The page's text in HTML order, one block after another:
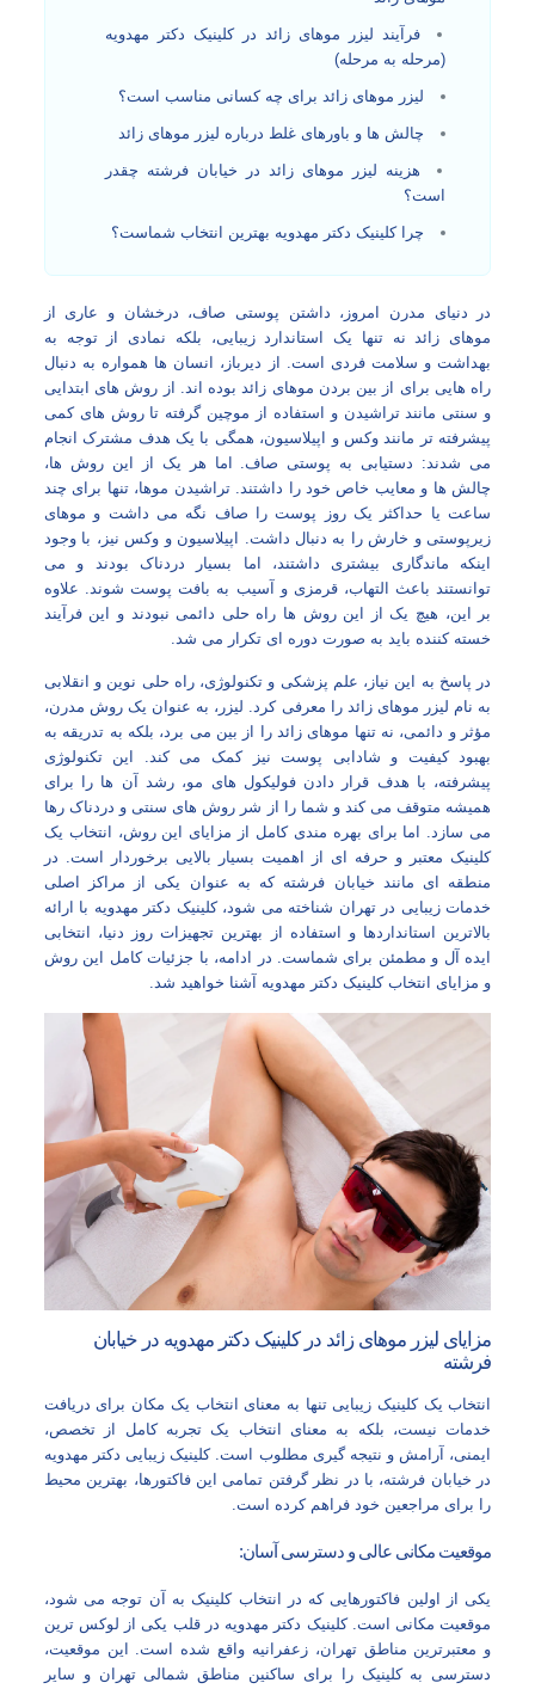
فرآیند لیزر موهای زائد در کلینیک دکتر مهدویه
(مرحله به مرحله)
لیزر موهای زائد برای چه کسانی مناسب است؟
چالش‌ ها و باورهای غلط درباره لیزر موهای زائد
هزینه لیزر موهای زائد در خیابان فرشته چقدر
است؟
چرا کلینیک دکتر مهدویه بهترین انتخاب شماست؟
در دنیای مدرن امروز، داشتن پوستی صاف، درخشان و عاری از
موهای زائد نه تنها یک استاندارد زیبایی، بلکه نمادی از توجه به
بهداشت و سلامت فردی است. از دیرباز، انسان‌ ها همواره به دنبال
راه‌ هایی برای از بین بردن موهای زائد بوده‌ اند. از روش‌ های ابتدایی
و سنتی مانند تراشیدن و استفاده از موچین گرفته تا روش‌ های کمی
پیشرفته‌ تر مانند وکس و اپیلاسیون، همگی با یک هدف مشترک انجام
می‌ شدند: دستیابی به پوستی صاف. اما هر یک از این روش‌ ها،
چالش‌ ها و معایب خاص خود را داشتند. تراشیدن موها، تنها برای چند
ساعت یا حداکثر یک روز پوست را صاف نگه می‌ داشت و موهای
زیرپوستی و خارش را به دنبال داشت. اپیلاسیون و وکس نیز، با وجود
اینکه ماندگاری بیشتری داشتند، اما بسیار دردناک بودند و می‌
توانستند باعث التهاب، قرمزی و آسیب به بافت پوست شوند. علاوه
بر این، هیچ‌ یک از این روش‌ ها راه‌ حلی دائمی نبودند و این فرآیند
خسته‌ کننده باید به صورت دوره‌ ای تکرار می‌ شد.
در پاسخ به این نیاز، علم پزشکی و تکنولوژی، راه‌ حلی نوین و انقلابی
به نام لیزر موهای زائد را معرفی کرد. لیزر، به عنوان یک روش مدرن،
مؤثر و دائمی، نه تنها موهای زائد را از بین می‌ برد، بلکه به تدریقه به
بهبود کیفیت و شادابی پوست نیز کمک می‌ کند. این تکنولوژی
پیشرفته، با هدف قرار دادن فولیکول‌ های مو، رشد آن‌ ها را برای
همیشه متوقف می‌ کند و شما را از شر روش‌ های سنتی و دردناک رها
می‌ سازد. اما برای بهره‌ مندی کامل از مزایای این روش، انتخاب یک
کلینیک معتبر و حرفه‌ ای از اهمیت بسیار بالایی برخوردار است. در
منطقه‌ ای مانند خیابان فرشته که به عنوان یکی از مراکز اصلی
خدمات زیبایی در تهران شناخته می‌ شود، کلینیک دکتر مهدویه با ارائه
بالاترین استانداردها و استفاده از بهترین تجهیزات روز دنیا، انتخابی
ایده‌ آل و مطمئن برای شماست. در ادامه، با جزئیات کامل این روش
و مزایای انتخاب کلینیک دکتر مهدویه آشنا خواهید شد.
مزایای لیزر موهای زائد در کلینیک دکتر مهدویه در خیابان
فرشته
انتخاب یک کلینیک زیبایی تنها به معنای انتخاب یک مکان برای دریافت
خدمات نیست، بلکه به معنای انتخاب یک تجربه کامل از تخصص،
ایمنی، آرامش و نتیجه‌ گیری مطلوب است. کلینیک زیبایی دکتر مهدویه
در خیابان فرشته، با در نظر گرفتن تمامی این فاکتورها، بهترین محیط
را برای مراجعین خود فراهم کرده است.
موقعیت مکانی عالی و دسترسی آسان:
یکی از اولین فاکتورهایی که در انتخاب کلینیک به آن توجه می‌ شود،
موقعیت مکانی است. کلینیک دکتر مهدویه در قلب یکی از لوکس‌ ترین
و معتبرترین مناطق تهران، زعفرانیه واقع شده است. این موقعیت،
دسترسی به کلینیک را برای ساکنین مناطق شمالی تهران و سایر